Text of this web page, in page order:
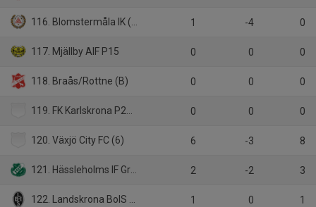
116. Blomstermåla IK (6) 1 -4 0
117. Mjällby AIF P15 0 0 0
118. Braås/Rottne (B) 0 0 0
119. FK Karlskrona P2009 0 0 0
120. Växjö City FC (6) 6 -3 8
121. Hässleholms IF Grön, Pojkar f. 2010 2 -2 3
122. Landskrona BoIS P14 1 0 1